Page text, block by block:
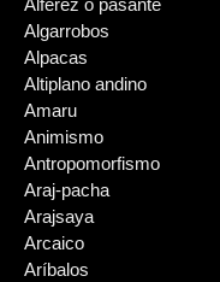
Alférez o pasante
Algarrobos
Alpacas
Altiplano andino
Amaru
Animismo
Antropomorfismo
Araj-pacha
Arajsaya
Arcaico
Aríbalos